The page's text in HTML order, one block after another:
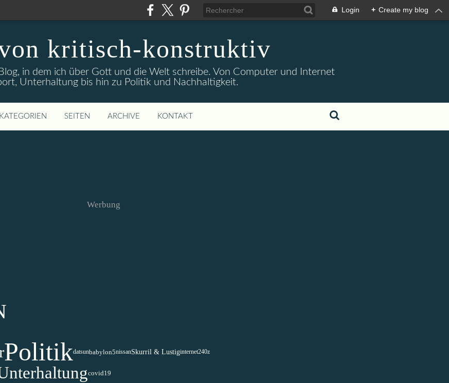
Login + Create my blog
kritisch-konstruktiv
in dem ich über Gott und die Welt schreibe. Von Computer und Internet
Unterhaltung bis hin zu Politik und Nachhaltigkeit.
SEITEN ARCHIVE KONTAKT
Werbung
Politikdatsunbabylon5nissanSkurril & Lustiginternet240z
covid19